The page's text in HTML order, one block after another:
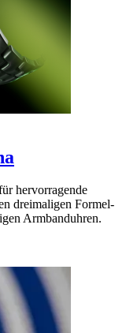
hervorragende
dreimaligen Formel-
Armbanduhren.